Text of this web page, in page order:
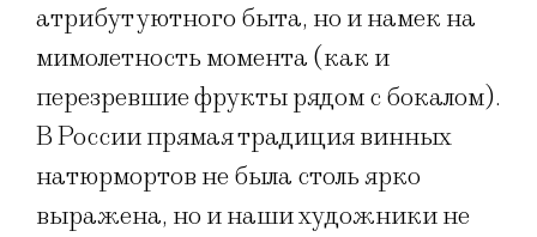
атрибут уютного быта, но и намек на
мимолетность момента (как и
перезревшие фрукты рядом с бокалом).
В России прямая традиция винных
натюрмортов не была столь ярко
выражена, но и наши художники не